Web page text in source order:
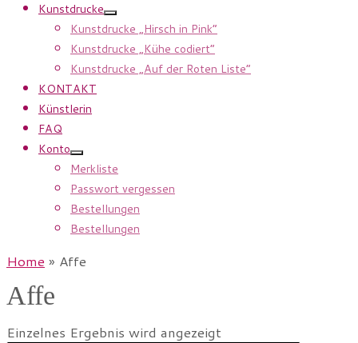
Kunstdrucke
Kunstdrucke „Hirsch in Pink”
Kunstdrucke „Kühe codiert”
Kunstdrucke „Auf der Roten Liste”
KONTAKT
Künstlerin
FAQ
Konto
Merkliste
Passwort vergessen
Bestellungen
Bestellungen
Home » Affe
Affe
Einzelnes Ergebnis wird angezeigt